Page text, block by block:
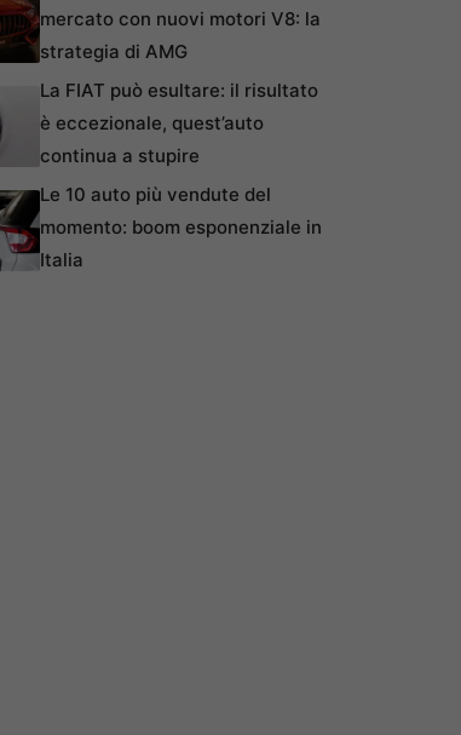
mercato con nuovi motori V8: la
strategia di AMG
La FIAT può esultare: il risultato
è eccezionale, quest’auto
continua a stupire
Le 10 auto più vendute del
momento: boom esponenziale in
Italia